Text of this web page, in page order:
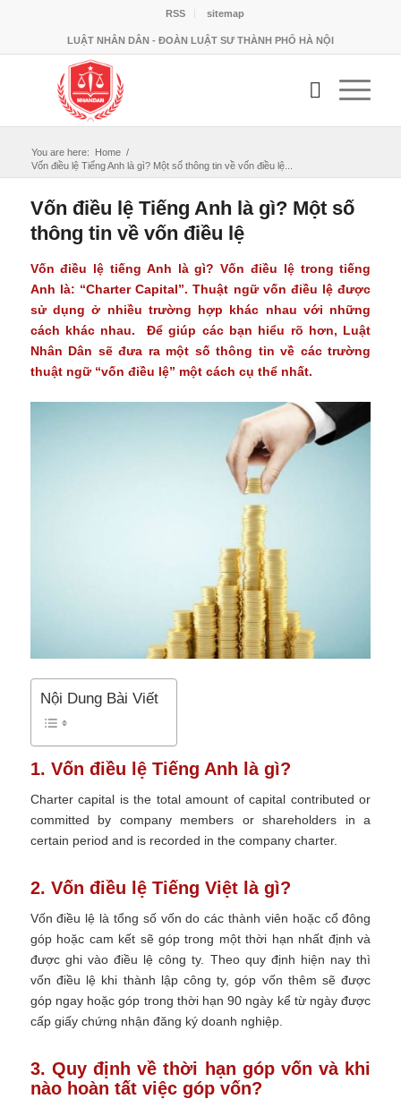
RSS sitemap
LUẬT NHÂN DÂN - ĐOÀN LUẬT SƯ THÀNH PHỐ HÀ NỘI
You are here: Home /
Vốn điều lệ Tiếng Anh là gì? Một số thông tin về vốn điều lệ...
Vốn điều lệ Tiếng Anh là gì? Một số
thông tin về vốn điều lệ
Vốn điều lệ tiếng Anh là gì? Vốn điều lệ trong tiếng
Anh là: “Charter Capital”. Thuật ngữ vốn điều lệ được
sử dụng ở nhiều trường hợp khác nhau với những
cách khác nhau. Để giúp các bạn hiểu rõ hơn, Luật
Nhân Dân sẽ đưa ra một số thông tin về các trường
thuật ngữ “vốn điều lệ” một cách cụ thể nhất.
Nội Dung Bài Viết
1. Vốn điều lệ Tiếng Anh là gì?
Charter capital is the total amount of capital contributed or
committed by company members or shareholders in a
certain period and is recorded in the company charter.
2. Vốn điều lệ Tiếng Việt là gì?
Vốn điều lệ là tổng số vốn do các thành viên hoặc cổ đông
góp hoặc cam kết sẽ góp trong một thời hạn nhất định và
được ghi vào điều lệ công ty. Theo quy định hiện nay thì
vốn điều lệ khi thành lập công ty, góp vốn thêm sẽ được
góp ngay hoặc góp trong thời hạn 90 ngày kể từ ngày được
cấp giấy chứng nhận đăng ký doanh nghiệp.
3. Quy định về thời hạn góp vốn và khi
nào hoàn tất việc góp vốn?